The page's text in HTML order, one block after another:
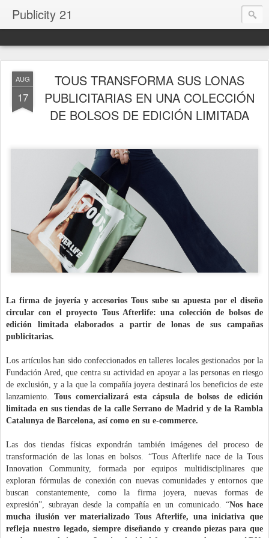
Publicity 21
AUG
17
TOUS TRANSFORMA SUS LONAS
PUBLICITARIAS EN UNA COLECCIÓN
DE BOLSOS DE EDICIÓN LIMITADA
La firma de joyería y accesorios Tous sube su apuesta por el diseño
circular con el proyecto Tous Afterlife: una colección de bolsos de
edición limitada elaborados a partir de lonas de sus campañas
publicitarias.
Los artículos han sido confeccionados en talleres locales gestionados por la
Fundación Ared, que centra su actividad en apoyar a las personas en riesgo
de exclusión, y a la que la compañía joyera destinará los beneficios de este
lanzamiento.Tous comercializará esta cápsula de bolsos de edición
limitada en sus tiendas de la calle Serrano de Madrid y de la Rambla
Catalunya de Barcelona, así como en su e-commerce.
Las dos tiendas físicas expondrán también imágenes del proceso de
transformación de las lonas en bolsos. “Tous Afterlife nace de la Tous
Innovation Community, formada por equipos multidisciplinares que
exploran fórmulas de conexión con nuevas comunidades y entornos que
buscan constantemente, como la firma joyera, nuevas formas de
expresión”, subrayan desde la compañía en un comunicado. “Nos hace
mucha ilusión ver materializado Tous Afterlife, una iniciativa que
refleja nuestro legado, siempre diseñando y creando piezas para que